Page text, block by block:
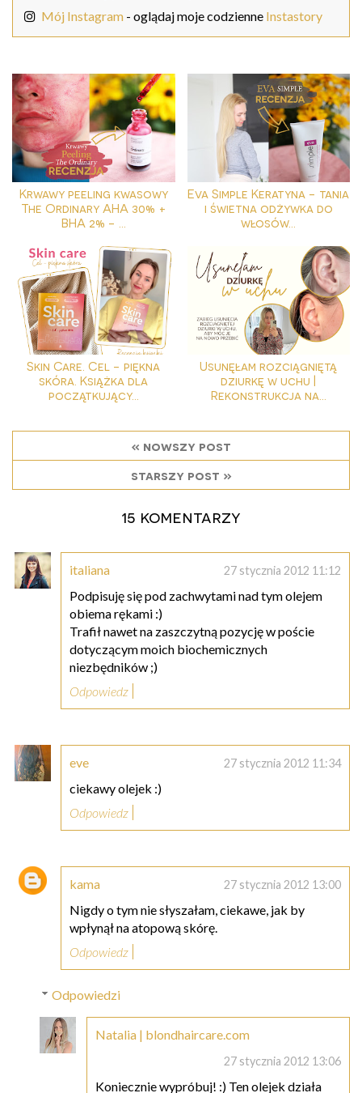
Mój Instagram - oglądaj moje codzienne Instastory
Krwawy peeling kwasowy
The Ordinary AHA 30% +
BHA 2% - ...
Eva Simple Keratyna - tania
i świetna odżywka do
włosów...
Skin Care. Cel - piękna
skóra. Książka dla
początkujący...
Usunęłam rozciągniętą
dziurkę w uchu |
Rekonstrukcja na...
« nowszy post
starszy post »
15 komentarzy
italiana 27 stycznia 2012 11:12
Podpisuję się pod zachwytami nad tym olejem
obiema rękami :)
Trafił nawet na zaszczytną pozycję w poście
dotyczącym moich biochemicznych
niezbędników ;)
Odpowiedz
eve 27 stycznia 2012 11:34
ciekawy olejek :)
Odpowiedz
kama 27 stycznia 2012 13:00
Nigdy o tym nie słyszałam, ciekawe, jak by
wpłynął na atopową skórę.
Odpowiedz
Odpowiedzi
Natalia | blondhaircare.com
27 stycznia 2012 13:06
Koniecznie wypróbuj! :) Ten olejek działa